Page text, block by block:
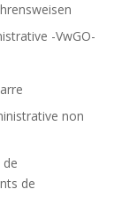
-VwGO-
non
de
de